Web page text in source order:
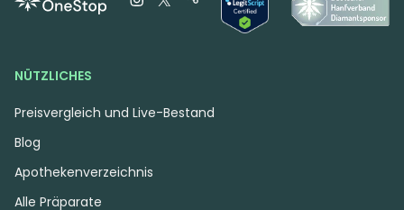
NÜTZLICHES
Preisvergleich und Live-Bestand
Blog
Apothekenverzeichnis
Alle Präparate